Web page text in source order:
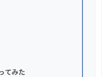
てみた